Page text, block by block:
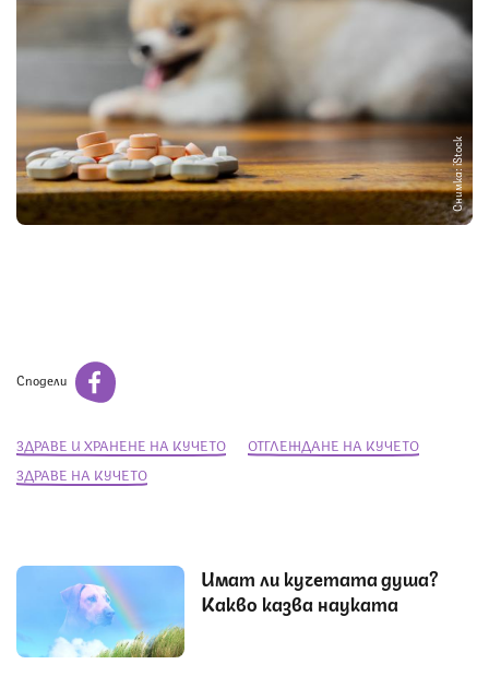
Снимка: iStock
Сподели
ЗДРАВЕ И ХРАНЕНЕ НА КУЧЕТО
ОТГЛЕЖДАНЕ НА КУЧЕТО
ЗДРАВЕ НА КУЧЕТО
Имат ли кучетата душа?
Какво казва науката